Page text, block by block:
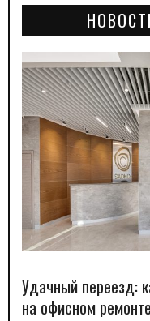
Удачный переезд:
на офисном ремонте